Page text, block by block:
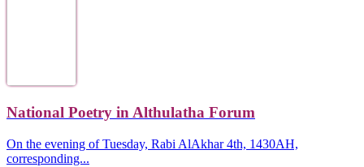
National Poetry in Althulatha Forum
On the evening of Tuesday, Rabi AlAkhar 4th, 1430AH,
corresponding...